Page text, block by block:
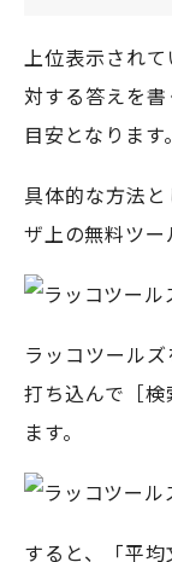
上位表示され
対する答えを
目安となります。
具体的な方法と
ザ上の無料ツー
ラッコツール
打ち込んで［
ます。
すると、「平